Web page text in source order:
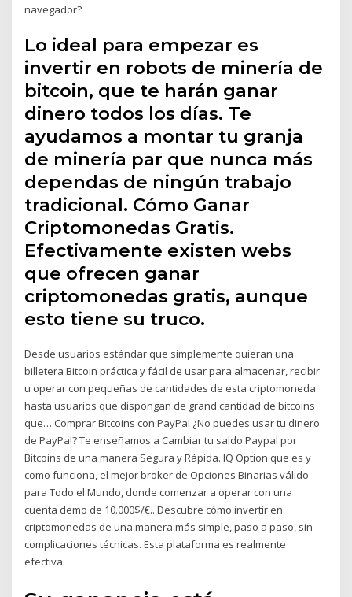
navegador?
Lo ideal para empezar es
invertir en robots de minería de
bitcoin, que te harán ganar
dinero todos los días. Te
ayudamos a montar tu granja
de minería par que nunca más
dependas de ningún trabajo
tradicional. Cómo Ganar
Criptomonedas Gratis.
Efectivamente existen webs
que ofrecen ganar
criptomonedas gratis, aunque
esto tiene su truco.
Desde usuarios estándar que simplemente quieran una
billetera Bitcoin práctica y fácil de usar para almacenar, recibir
u operar con pequeñas de cantidades de esta criptomoneda
hasta usuarios que dispongan de grand cantidad de bitcoins
que… Comprar Bitcoins con PayPal ¿No puedes usar tu dinero
de PayPal? Te enseñamos a Cambiar tu saldo Paypal por
Bitcoins de una manera Segura y Rápida. IQ Option que es y
como funciona, el mejor broker de Opciones Binarias válido
para Todo el Mundo, donde comenzar a operar con una
cuenta demo de 10.000$/€.. Descubre cómo invertir en
criptomonedas de una manera más simple, paso a paso, sin
complicaciones técnicas. Esta plataforma es realmente
efectiva.